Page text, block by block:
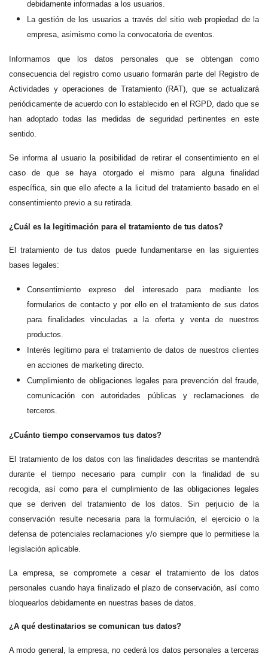
debidamente informadas a los usuarios.
La gestión de los usuarios a través del sitio web propiedad de la
empresa, asimismo como la convocatoria de eventos.
Informamos que los datos personales que se obtengan como
consecuencia del registro como usuario formarán parte del Registro de
Actividades y operaciones de Tratamiento (RAT), que se actualizará
periódicamente de acuerdo con lo establecido en el RGPD, dado que se
han adoptado todas las medidas de seguridad pertinentes en este
sentido.
Se informa al usuario la posibilidad de retirar el consentimiento en el
caso de que se haya otorgado el mismo para alguna finalidad
específica, sin que ello afecte a la licitud del tratamiento basado en el
consentimiento previo a su retirada.
¿Cuál es la legitimación para el tratamiento de tus datos?
El tratamiento de tus datos puede fundamentarse en las siguientes
bases legales:
Consentimiento expreso del interesado para mediante los
formularios de contacto y por ello en el tratamiento de sus datos
para finalidades vinculadas a la oferta y venta de nuestros
productos.
Interés legítimo para el tratamiento de datos de nuestros clientes
en acciones de marketing directo.
Cumplimiento de obligaciones legales para prevención del fraude,
comunicación con autoridades públicas y reclamaciones de
terceros.
¿Cuánto tiempo conservamos tus datos?
El tratamiento de los datos con las finalidades descritas se mantendrá
durante el tiempo necesario para cumplir con la finalidad de su
recogida, así como para el cumplimiento de las obligaciones legales
que se deriven del tratamiento de los datos. Sin perjuicio de la
conservación resulte necesaria para la formulación, el ejercicio o la
defensa de potenciales reclamaciones y/o siempre que lo permitiese la
legislación aplicable.
La empresa, se compromete a cesar el tratamiento de los datos
personales cuando haya finalizado el plazo de conservación, así como
bloquearlos debidamente en nuestras bases de datos.
¿A qué destinatarios se comunican tus datos?
A modo general, la empresa, no cederá los datos personales a terceras